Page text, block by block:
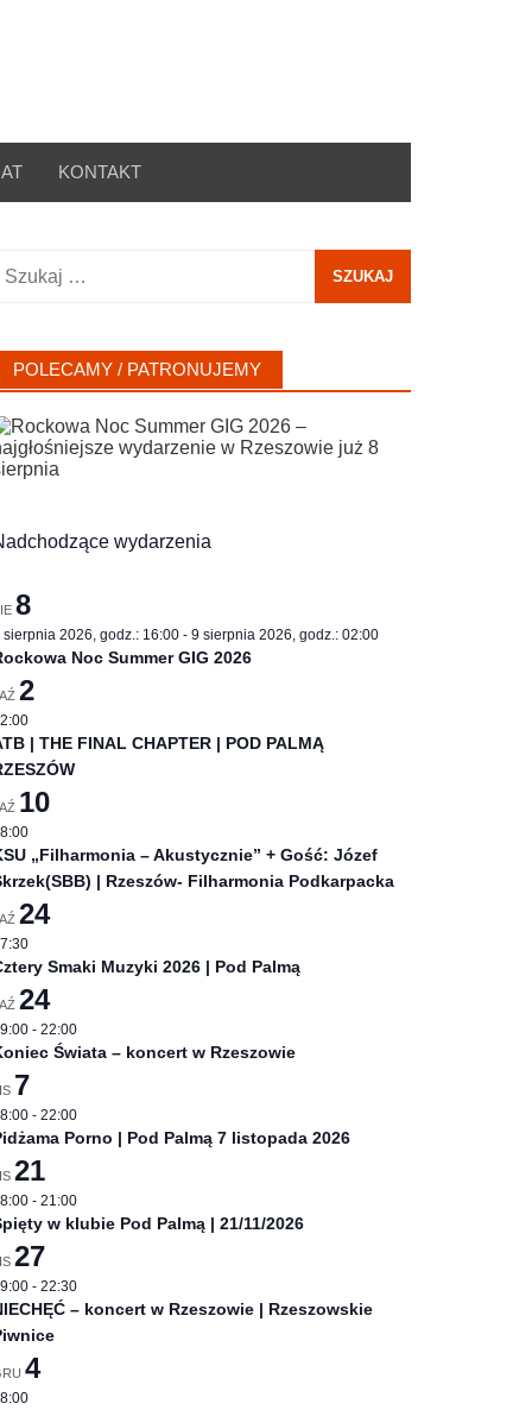
KONTAKT
POLECAMY / PATRONUJEMY
wydarzenia
8
sierpnia 2026, godz.: 16:00- 9 sierpnia 2026, godz.: 02:00
Noc Summer GIG 2026
2
| THE FINAL CHAPTER | POD PALMĄ
10
„Filharmonia – Akustycznie” + Gość: Józef
| Rzeszów- Filharmonia Podkarpacka
24
Smaki Muzyki 2026 | Pod Palmą
24
- 22:00
Świata – koncert w Rzeszowie
7
- 22:00
Porno | Pod Palmą 7 listopada 2026
21
- 21:00
w klubie Pod Palmą | 21/11/2026
27
- 22:30
– koncert w Rzeszowie | Rzeszowskie
4